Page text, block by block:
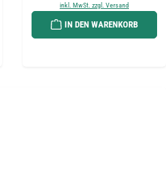
inkl. MwSt. zzgl. Versand
IN DEN WARENKORB